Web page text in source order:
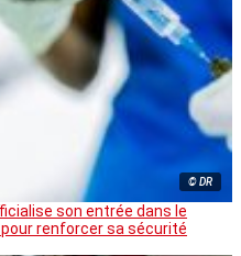
© DR
son entrée dans le
pour renforcer sa sécurité